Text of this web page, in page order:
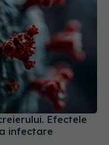
Efectele
infectare